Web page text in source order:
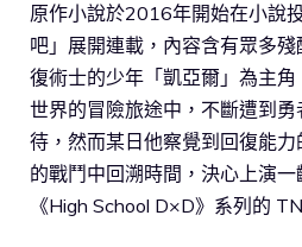
原作小說於2016年開始在小說
吧」展開連載，內容含有眾多
復術士的少年「凱亞爾」為主
世界的冒險旅途中，不斷遭到
待，然而某日他察覺到回復能
的戰鬥中回溯時間，決心上演
《High School D×D》系列的